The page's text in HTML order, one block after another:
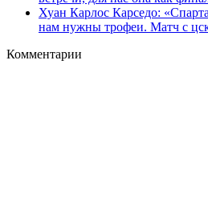
Хуан Карлос Карседо:
нам нужны трофеи. Матч с
Комментарии